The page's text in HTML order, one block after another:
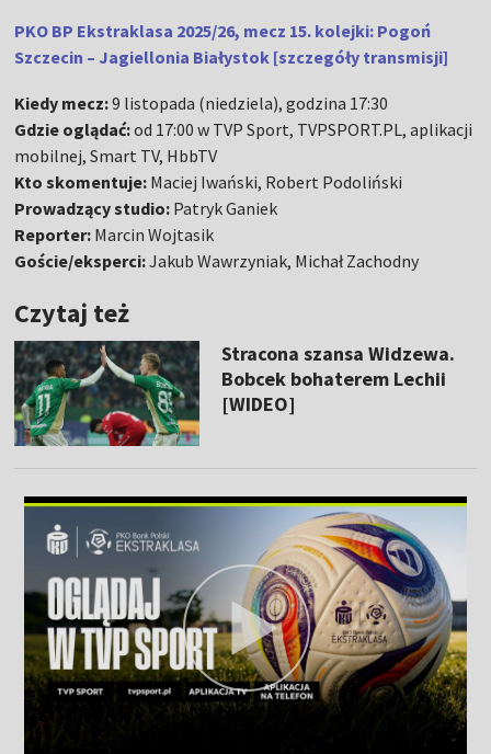
PKO BP Ekstraklasa 2025/26, mecz 15. kolejki: Pogoń
Szczecin – Jagiellonia Białystok [szczegóły transmisji]
Kiedy mecz:9 listopada (niedziela), godzina 17:30
Gdzie oglądać:od 17:00 w TVP Sport, TVPSPORT.PL, aplikacji
mobilnej, Smart TV, HbbTV
Kto skomentuje: Maciej Iwański, Robert Podoliński
Prowadzący studio: Patryk Ganiek
Reporter: Marcin Wojtasik
Goście/eksperci:Jakub Wawrzyniak, Michał Zachodny
Czytaj też
Stracona szansa Widzewa.
Bobcek bohaterem Lechii
[WIDEO]